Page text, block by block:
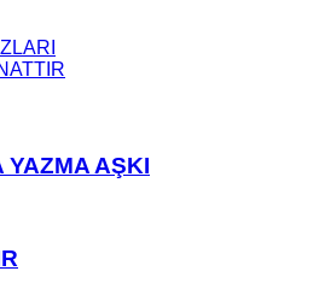
YAZMA AŞKI